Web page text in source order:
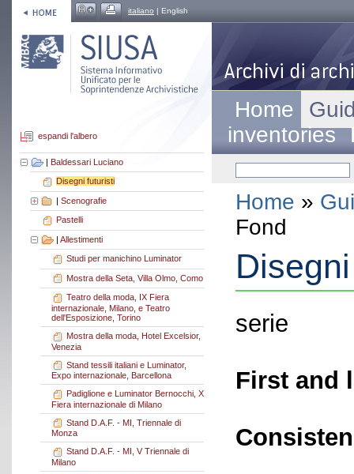
italiano | English
espandi l'albero
| Baldessari Luciano
Disegni futuristi
| Scenografie
Pastelli
| Allestimenti
Studi per manichino Luminator
Mostra della Seta, Villa Olmo, Como
Teatro della moda, IX Fiera
internazionale, Milano, e Teatro
dell'Esposizione, Torino
Mostra della moda, Hotel Excelsior,
Venezia
Stand tessili italiani e Luminator,
Expo internazionale, Barcellona
Padiglione e Luminator Bernocchi, X
Fiera internazionale di Milano
Stand D.A.F. - MI, Triennale di
Monza
Stand D.A.F. - MI, V Triennale di
Milano
Home
inventories
Home »
Fond
serie
First and